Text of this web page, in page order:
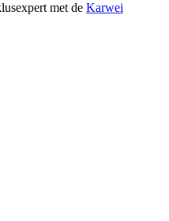
met de Karwei